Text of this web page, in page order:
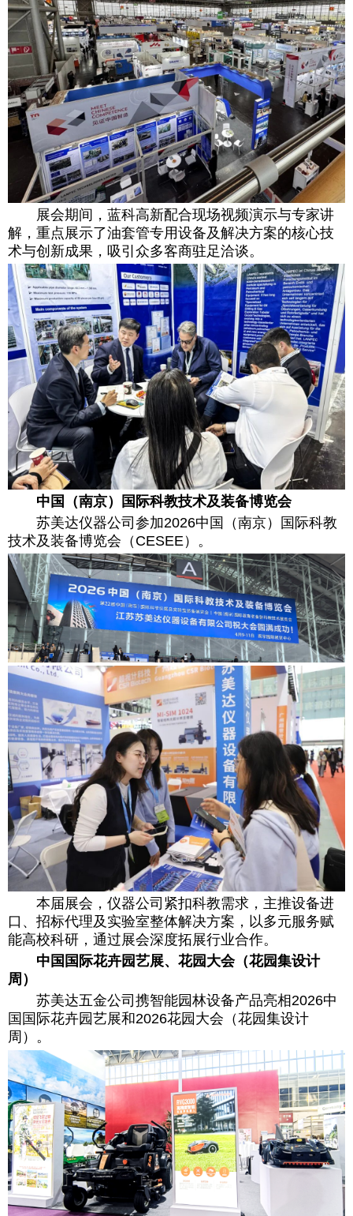
展会期间，蓝科高新配合现场视频演示与专家讲
解，重点展示了油套管专用设备及解决方案的核心技
术与创新成果，吸引众多客商驻足洽谈。
中国（南京）国际科教技术及装备博览会
苏美达仪器公司参加2026中国（南京）国际科教
技术及装备博览会（CESEE）。
本届展会，仪器公司紧扣科教需求，主推设备进
口、招标代理及实验室整体解决方案，以多元服务赋
能高校科研，通过展会深度拓展行业合作。
中国国际花卉园艺展、花园大会（花园集设计
周）
苏美达五金公司携智能园林设备产品亮相2026中
国国际花卉园艺展和2026花园大会（花园集设计
周）。